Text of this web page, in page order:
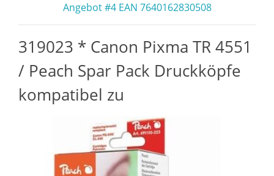
Angebot #4 EAN 7640162830508
319023 * Canon Pixma TR 4551
/ Peach Spar Pack Druckköpfe
kompatibel zu